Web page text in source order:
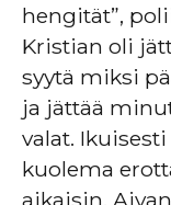
hengität”,
Kristian oli
syytä miksi
ja jättää
valat.
kuolema
aikaisin.